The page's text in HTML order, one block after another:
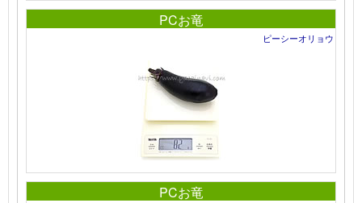
PCお竜
ピーシーオリョウ
PCお竜